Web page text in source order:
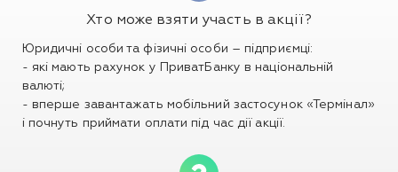
Хто може взяти участь в акції?
Юридичні особи та фізичні особи – підприємці:
- які мають рахунок у ПриватБанку в національній
валюті;
- вперше завантажать мобільний застосунок «Термінал»
і почнуть приймати оплати під час дії акції.